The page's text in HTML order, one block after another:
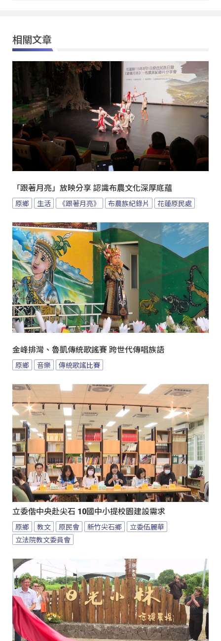
相關文章
「跟著月亮」放映分享 認識布農文化深厚底蘊
原鄉 生活 《跟著月亮》 布農族紀錄片 花蓮原民處
金峰排灣、魯凱傳統歌謠賽 跨世代傳唱族語
原鄉 音樂 傳統歌謠比賽
立委偕中央赴尖石 10國中小提校園建設需求
原鄉 教文 原民會 新竹尖石鄉
立委伍麗華
立法院教文委員會